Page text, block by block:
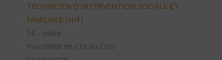
TECHNICIEN D’INTERVENTION SOCIALE ET
FAMILIALE (H/F)
36 - Indre
Possibilité de CDI ou CDD